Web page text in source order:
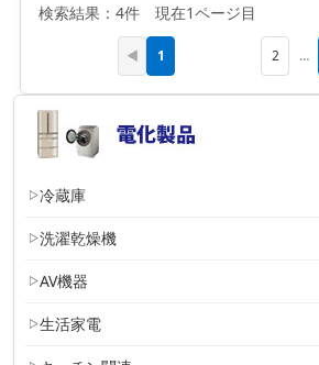
冷蔵庫
洗濯乾燥機
AV機器
生活家電
検索結果：4件 現在1ページ目
◀ 1 2 …